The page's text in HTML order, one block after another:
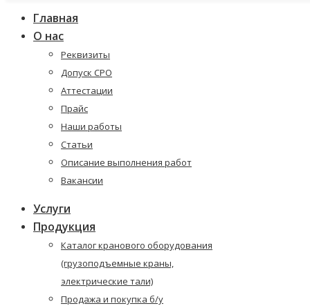
Главная
О нас
Реквизиты
Допуск СРО
Аттестации
Прайс
Наши работы
Статьи
Описание выполнения работ
Вакансии
Услуги
Продукция
Каталог кранового оборудования
(грузоподъемные краны,
электрические тали)
Продажа и покупка б/у